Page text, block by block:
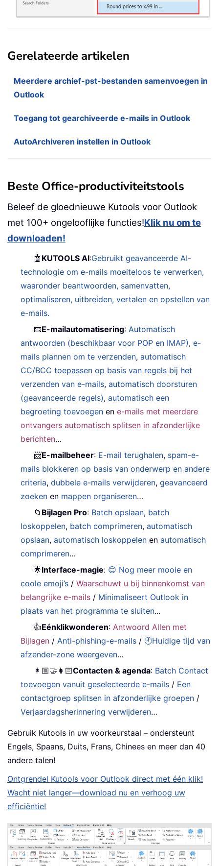
Gerelateerde artikelen
Meerdere archief-pst-bestanden samenvoegen in
Outlook
Toegang tot gearchiveerde e-mails in Outlook
AutoArchiveren instellen in Outlook
Beste Office-productiviteitstools
Beleef de gloednieuwe Kutools voor Outlook
met 100+ ongelooflijke functies!Klik nu om te
downloaden!
🤖 KUTOOLS AI:Gebruikt geavanceerde AI-
technologie om e-mails moeiteloos te verwerken,
waaronder beantwoorden, samenvatten,
optimaliseren, uitbreiden, vertalen en opstellen van
e-mails.
📧E-mailautomatisering:Automatisch
antwoorden (beschikbaar voor POP en IMAP),e-
mails plannen om te verzenden,automatisch
CC/BCC toepassen op basis van regels bij het
verzenden van e-mails,automatisch doorsturen
(geavanceerde regels),automatisch een
begroeting toevoegen ene-mails met meerdere
ontvangers automatisch splitsen in afzonderlijke
berichten…
📨E-mailbeheer: E-mail terughalen, spam-e-
mails blokkeren op basis van onderwerp en andere
criteria,dubbele e-mails verwijderen,geavanceerd
zoeken en mappen organiseren…
📁 Bijlagen Pro: Batch opslaan, batch
loskoppelen, batch comprimeren,automatisch
opslaan,automatisch loskoppelen enautomatisch
comprimeren…
🌟Interface-magie: 😊 Nog meer mooie en
coole emoji’s /Waarschuwt u bij binnenkomst van
belangrijke e-mails / Minimaliseert Outlook in
plaats van het programma te sluiten...
👍Eénklikwonderen:Antwoord Allen met
Bijlagen /Anti-phishing-e-mails / 🕘Huidige tijd van
afzender-zone weergeven...
👩🏼‍🤝‍👩🏻Contacten & agenda: Batch Contact
toevoegen vanuit geselecteerde e-mails / Een
contactgroep splitsen in afzonderlijke groepen /
Verjaardagsherinnering verwijderen…
Gebruik Kutools in uw voorkeurstaal – ondersteunt
Engels, Spaans, Duits, Frans, Chinees en meer dan 40
andere talen!
Ontgrendel Kutools voor Outlook direct met één klik!
Wacht niet langer—download nu en verhoog uw
efficiëntie!